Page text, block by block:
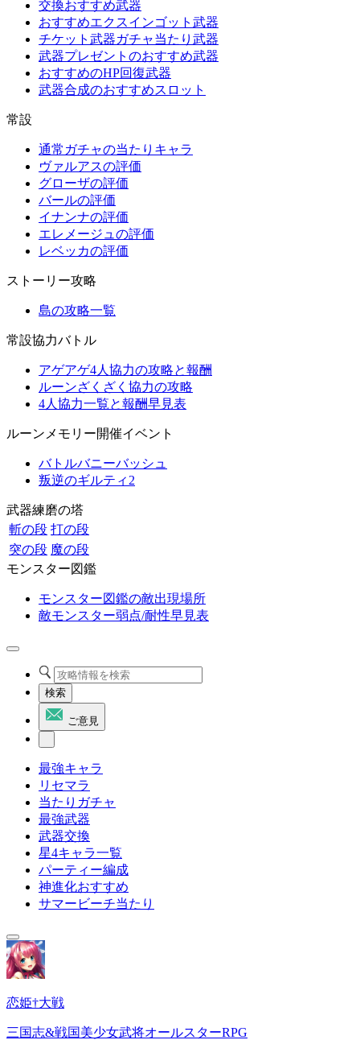
交換おすすめ武器
おすすめエクスインゴット武器
チケット武器ガチャ当たり武器
武器プレゼントのおすすめ武器
おすすめのHP回復武器
武器合成のおすすめスロット
常設
通常ガチャの当たりキャラ
ヴァルアスの評価
グローザの評価
バールの評価
イナンナの評価
エレメージュの評価
レベッカの評価
ストーリー攻略
島の攻略一覧
常設協力バトル
アゲアゲ4人協力の攻略と報酬
ルーンざくざく協力の攻略
4人協力一覧と報酬早見表
ルーンメモリー開催イベント
バトルバニーバッシュ
叛逆のギルティ2
武器練磨の塔
斬の段 打の段
突の段 魔の段
モンスター図鑑
モンスター図鑑の敵出現場所
敵モンスター弱点/耐性早見表
検索
ご意見
最強キャラ
リセマラ
当たりガチャ
最強武器
武器交換
星4キャラ一覧
パーティー編成
神進化おすすめ
サマービーチ当たり
恋姫†大戦
三国志&戦国美少女武将オールスターRPG